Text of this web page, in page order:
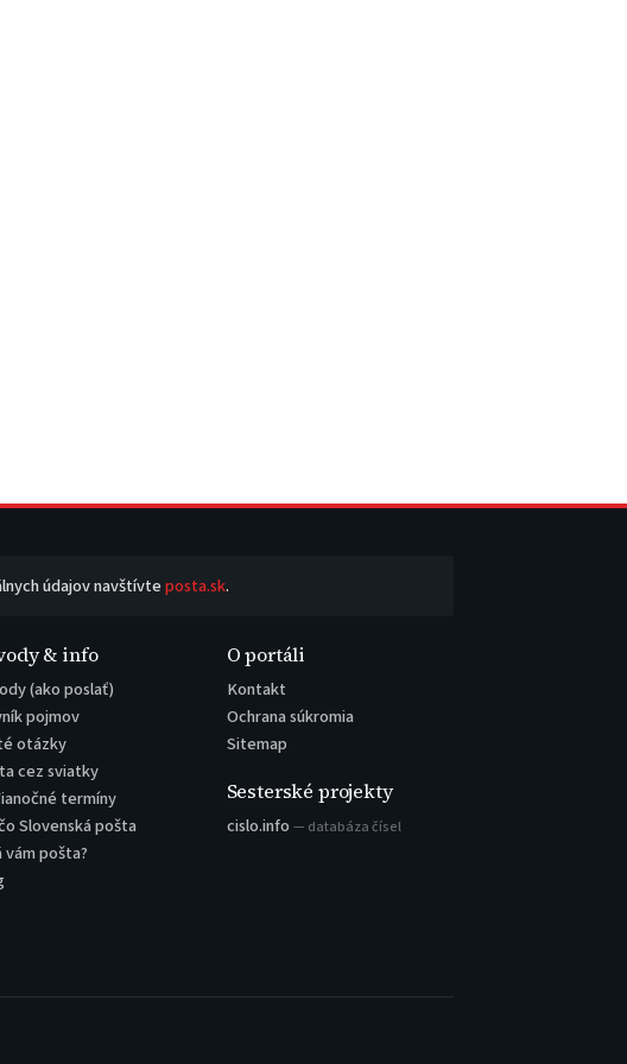
údajov navštívteposta.sk.
& info
(ako poslať)
pojmov
otázky
cez sviatky
termíny
Slovenská pošta
vám pošta?
O portáli
Kontakt
Ochrana súkromia
Sitemap
Sesterské projekty
cislo.info — databáza čísel